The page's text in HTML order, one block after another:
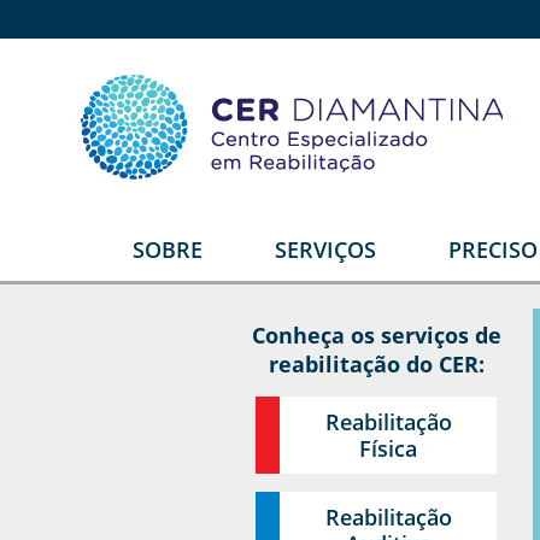
SOBRE
Depoimentos
SERVIÇOS
Reabilitação Auditiva
Reabilitação Visual
Órtese e Prótese
Conheça os serviços de
reabilitação do CER:
Reabilitação
Física
Reabilitação